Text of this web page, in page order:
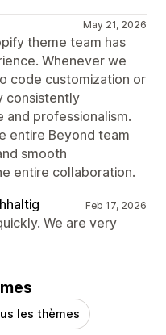
May 21, 2026
theme team has
Whenever we
code customization or
consistently
professionalism.
entire Beyond team
smooth
entire collaboration.
Feb 17, 2026
We are very
les thèmes